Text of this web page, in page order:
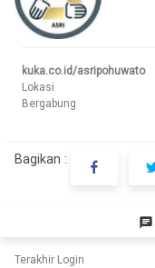
kuka.co.id/asripohuwato
Lokasi
Bergabung
Bagikan :
chat
Terakhir Login